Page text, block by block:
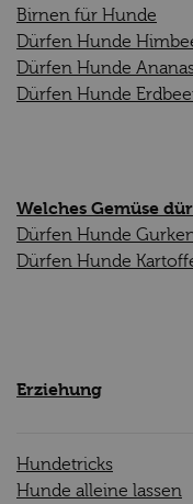
Birnen für Hunde
Dürfen Hunde
Dürfen Hunde
Dürfen Hunde
Welches Gemüse
Dürfen Hunde
Dürfen Hunde
Erziehung
Hundetricks
Hunde alleine lassen